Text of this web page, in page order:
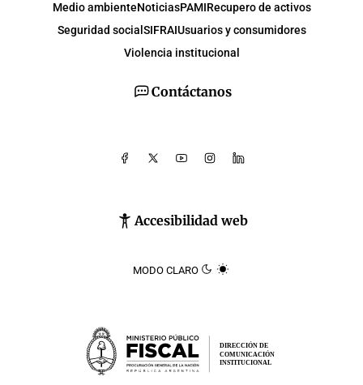
Contáctanos
Accesibilidad web
MODO CLARO
Medio ambienteNoticiasPAMIRecupero de activos
Seguridad social SIFRAIUsuarios y consumidores
Violencia institucional
DIRECCIÓN DE
COMUNICACIÓN
INSTITUCIONAL